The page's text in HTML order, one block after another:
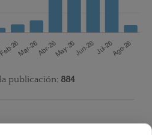
publicación: 884